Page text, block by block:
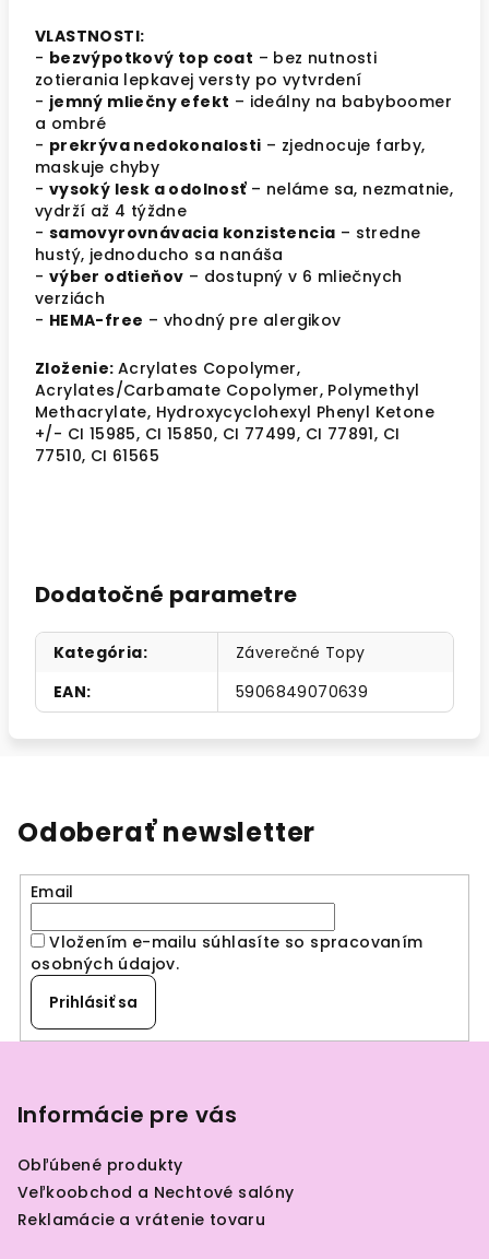
VLASTNOSTI:
- bezvýpotkový top coat – bez nutnosti
zotierania lepkavej versty po vytvrdení
- jemný mliečny efekt – ideálny na babyboomer
a ombré
- prekrýva nedokonalosti – zjednocuje farby,
maskuje chyby
- vysoký lesk a odolnosť– neláme sa, nezmatnie,
vydrží až 4 týždne
- samovyrovnávacia konzistencia – stredne
hustý, jednoducho sa nanáša
- výber odtieňov – dostupný v 6 mliečnych
verziách
- HEMA-free – vhodný pre alergikov
Zloženie: Acrylates Copolymer,
Acrylates/Carbamate Copolymer, Polymethyl
Methacrylate, Hydroxycyclohexyl Phenyl Ketone
+/- CI 15985, CI 15850, CI 77499, CI 77891, CI
77510, CI 61565
Dodatočné parametre
Kategória:
Záverečné Topy
EAN: 5906849070639
Odoberať newsletter
Email
Vložením e-mailu súhlasíte so spracovaním
osobných údajov.
Prihlásiť sa
Informácie pre vás
Obľúbené produkty
Veľkoobchod a Nechtové salóny
Reklamácie a vrátenie tovaru